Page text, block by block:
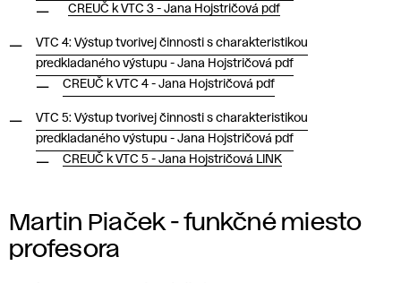
CREUČ k VTC 3 - Jana Hojstričová pdf
VTC 4: Výstup tvorivej činnosti s charakteristikou
predkladaného výstupu - Jana Hojstričová pdf
CREUČ k VTC 4 - Jana Hojstričová pdf
VTC 5: Výstup tvorivej činnosti s charakteristikou
predkladaného výstupu - Jana Hojstričová pdf
CREUČ k VTC 5 - Jana Hojstričová LINK
Martin Piaček - funkčné miesto
profesora